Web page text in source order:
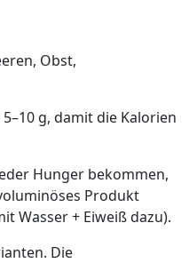
Obst,
g, damit die Kalorien
Hunger bekommen,
Produkt
Wasser + Eiweiß dazu).
Die